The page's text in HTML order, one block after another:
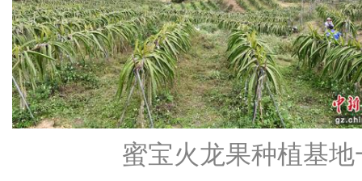
蜜宝火龙果种植基地